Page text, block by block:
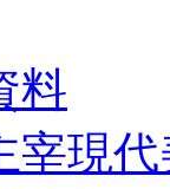
料
宰現